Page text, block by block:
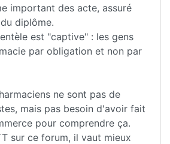
important des acte, assuré
diplôme.
est "captive" : les gens
par obligation et non par
ne sont pas de
mais pas besoin d'avoir fait
pour comprendre ça.
sur ce forum, il vaut mieux